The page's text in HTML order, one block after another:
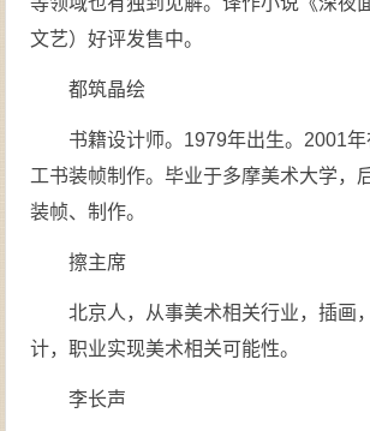
文艺）好评发售中。
都筑晶绘
书籍设计师。1979年出生。2001
工书装帧制作。毕业于多摩美术大学，
装帧、制作。
擦主席
北京人，从事美术相关行业，插画
计，职业实现美术相关可能性。
李长声